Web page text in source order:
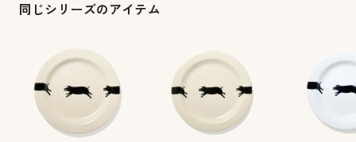
同じシリーズのアイテム